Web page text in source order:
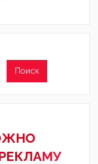
Поиск
МУ